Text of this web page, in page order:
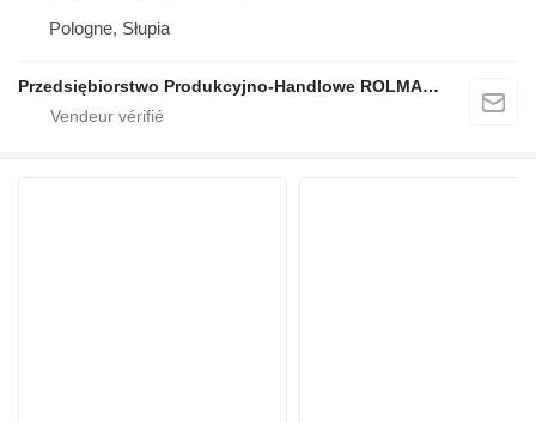
Pologne, Słupia
Przedsiębiorstwo Produkcyjno-Handlowe ROLMAPOL Marcin Dziekan